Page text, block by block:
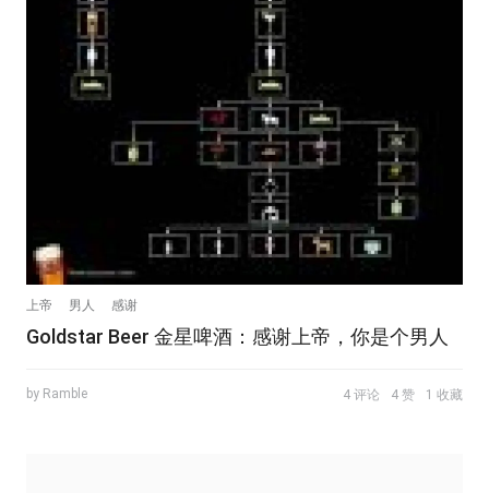
上帝 男人 感谢
Goldstar Beer 金星啤酒：感谢上帝，你是个男人
by Ramble 4 评论 4 赞 1 收藏